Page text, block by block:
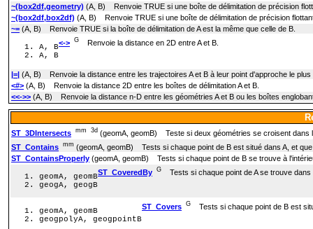
~(box2df,geometry) (A, B) Renvoie TRUE si une boîte de délimitation de précision
~(box2df,box2df) (A, B) Renvoie TRUE si une boîte de délimitation de précision
~= (A, B) Renvoie TRUE si la boîte de délimitation de A est la même que celle de B.
<-> G Renvoie la distance en 2D entre A et B.
A, B
A, B
|=| (A, B) Renvoie la distance entre les trajectoires A et B à leur point d'approche le plus
<#> (A, B) Renvoie la distance 2D entre les boîtes de délimitation A et B.
<<->> (A, B) Renvoie la distance n-D entre les géométries A et B ou les boîtes
ST_3DIntersects mm 3d (geomA, geomB) Teste si deux géométries se croisent dans
ST_Contains mm (geomA, geomB) Tests si chaque point de B est situé dans A, et
ST_ContainsProperly (geomA, geomB) Tests si chaque point de B se trouve à
ST_CoveredBy G Tests si chaque point de A se trouve dans
geomA, geomB
geogA, geogB
ST_Covers G Tests si chaque point de B est
geomA, geomB
geogpolyA, geogpointB